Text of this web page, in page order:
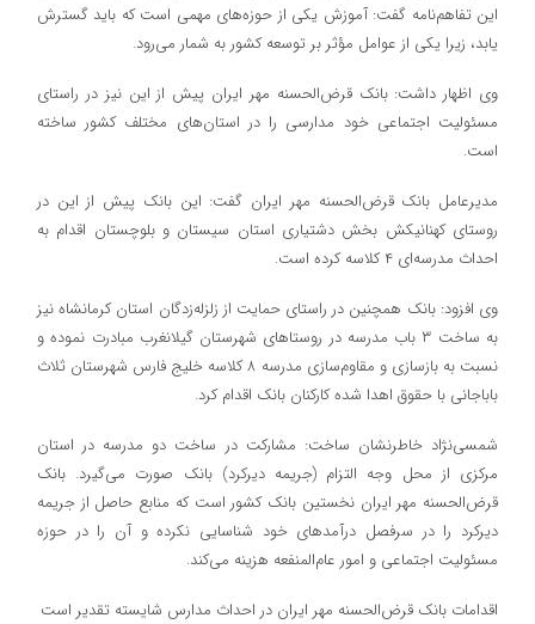
این تفاهم‌نامه گفت: آموزش یکی از حوزه‌های مهمی است که باید گسترش
یابد، زیرا یکی از عوامل مؤثر بر توسعه کشور به شمار می‌رود.
وی اظهار داشت: بانک قرض‌الحسنه مهر ایران پیش از این نیز در راستای
مسئولیت اجتماعی خود مدارسی را در استان‌های مختلف کشور ساخته
است.
مدیرعامل بانک قرض‌الحسنه مهر ایران گفت: این بانک پیش از این در
روستای کهنانیکش بخش دشتیاری استان سیستان و بلوچستان اقدام به
احداث مدرسه‌ای ۴ کلاسه کرده است.
وی افزود: بانک همچنین در راستای حمایت از زلزله‌زدگان استان کرمانشاه نیز
به ساخت ۳ باب مدرسه در روستاهای شهرستان گیلانغرب مبادرت نموده و
نسبت به بازسازی و مقاوم‌سازی مدرسه ۸ کلاسه خلیج فارس شهرستان ثلاث
باباجانی با حقوق اهدا شده کارکنان بانک اقدام کرد.
شمسی‌نژاد خاطرنشان ساخت: مشارکت در ساخت دو مدرسه در استان
مرکزی از محل وجه التزام (جریمه دیرکرد) بانک صورت می‌گیرد. بانک
قرض‌الحسنه مهر ایران نخستین بانک کشور است که منابع حاصل از جریمه
دیرکرد را در سرفصل درآمدهای خود شناسایی نکرده و آن را در حوزه
مسئولیت اجتماعی و امور عام‌المنفعه هزینه می‌کند.
اقدامات بانک قرض‌الحسنه مهر ایران در احداث مدارس شایسته تقدیر است